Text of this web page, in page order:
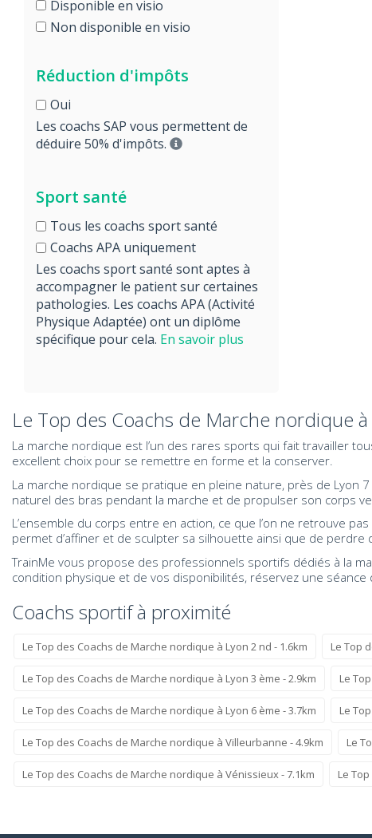
Disponible en visio
Non disponible en visio
Réduction d'impôts
Oui
Les coachs SAP vous permettent de
déduire 50% d'impôts.
Sport santé
Tous les coachs sport santé
Coachs APA uniquement
Les coachs sport santé sont aptes à
accompagner le patient sur certaines
pathologies. Les coachs APA (Activité
Physique Adaptée) ont un diplôme
spécifique pour cela. En savoir plus
Le Top des Coachs de Marche nordique
La marche nordique est l’un des rares sports qui fait travailler
excellent choix pour se remettre en forme et la conserver.
La marche nordique se pratique en pleine nature, près de Lyon
naturel des bras pendant la marche et de propulser son corps
L’ensemble du corps entre en action, ce que l’on ne retrouve
permet d’affiner et de sculpter sa silhouette ainsi que de perdre
TrainMe vous propose des professionnels sportifs dédiés à la
condition physique et de vos disponibilités, réservez une
Coachs sportif à proximité
Le Top des Coachs de Marche nordique à Lyon 2 nd - 1.6km Le Top
Le Top des Coachs de Marche nordique à Lyon 3 ème - 2.9km Le
Le Top des Coachs de Marche nordique à Lyon 6 ème - 3.7km Le
Le Top des Coachs de Marche nordique à Villeurbanne - 4.9km Le
Le Top des Coachs de Marche nordique à Vénissieux - 7.1km Le